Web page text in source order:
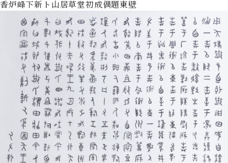
香炉峰下新ト山居草堂初成偶題東壁